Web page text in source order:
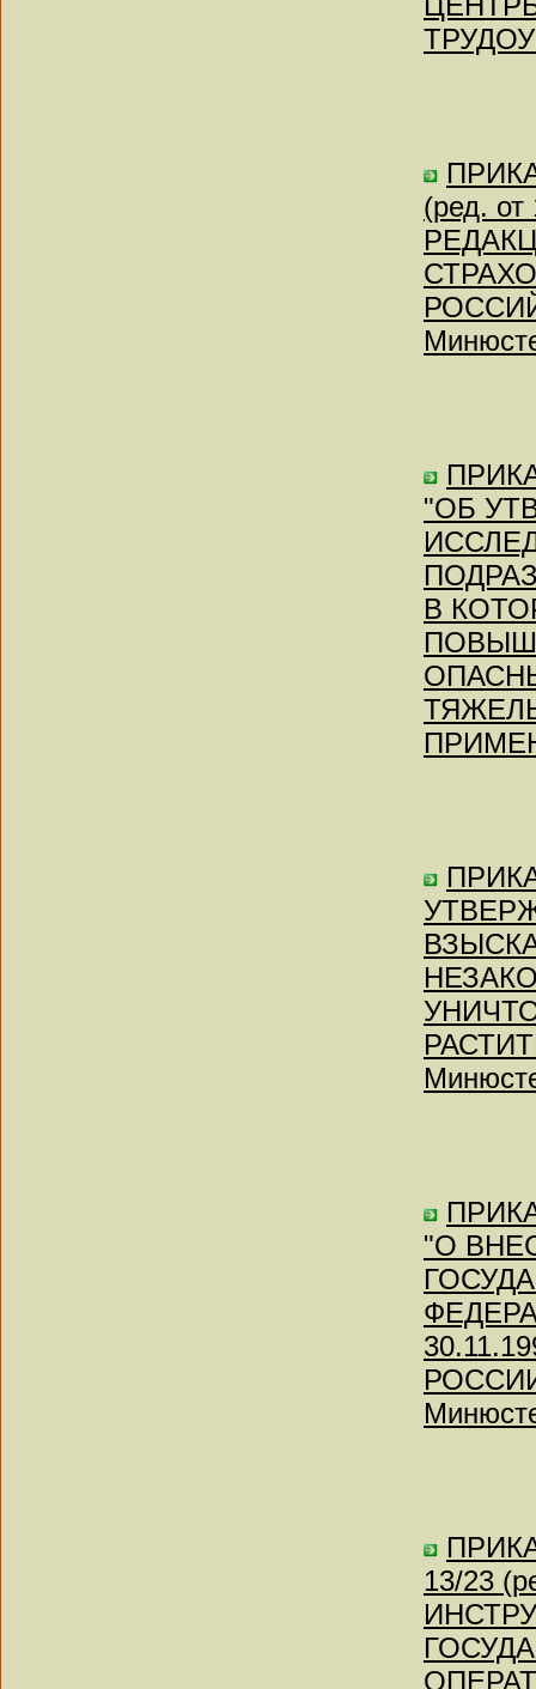
(ред.
"ОБ
В
"О
РОССИИ
13/23